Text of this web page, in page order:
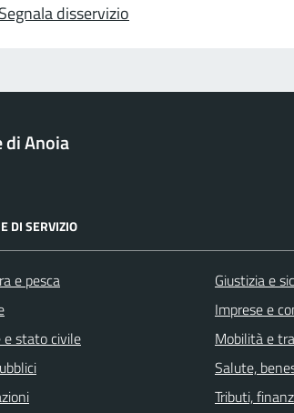
disservizio
di Anoia
DI SERVIZIO
e pesca
e stato civile
Giustizia e
Imprese e
Mobilità e
Salute,
Tributi,